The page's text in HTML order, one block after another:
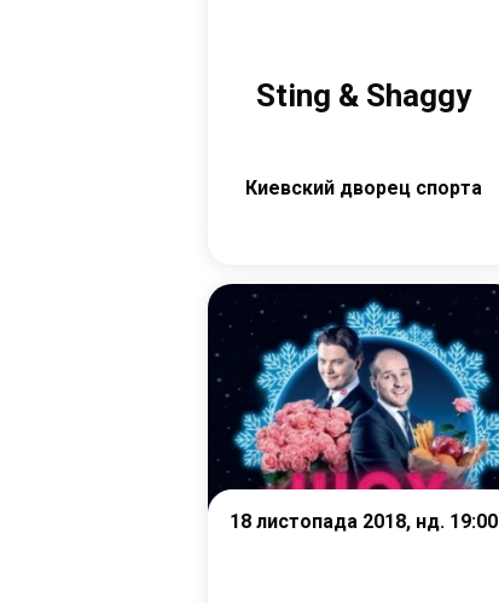
Sting & Shaggy
Киевский дворец спорта
Детальніше
18 листопада 2018, нд. 19:00